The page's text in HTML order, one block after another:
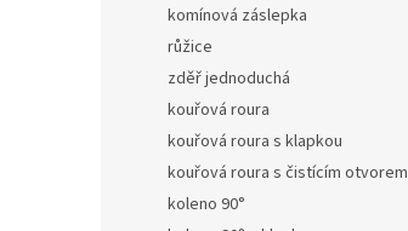
komínová záslepka
růžice
zděř jednoduchá
kouřová roura
kouřová roura s klapkou
kouřová roura s čistícím otvorem
koleno 90°